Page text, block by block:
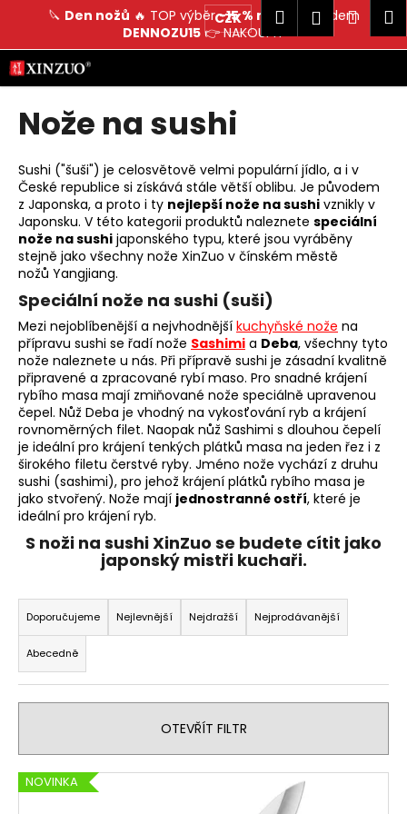
🔪 Den nožů 🔥 TOP výběr-15 % na vše
s kódem
DENNOZU15 👉NAKOUPIT
Přejít
na
obsah
CZK Hledat
košík
Nože na sushi
Sushi ("šuši") je celosvětově velmi populární jídlo, a i v
České republice si získává stále větší oblibu. Je původem
z Japonska, a proto i ty nejlepší nože na sushi vznikly v
Japonsku. V této kategorii produktů naleznete speciální
nože na sushi japonského typu, které jsou vyráběny
stejně jako všechny nože XinZuo v čínském městě
nožů Yangjiang.
Speciální nože na sushi (suši)
Mezi nejoblíbenější a nejvhodnější kuchyňské nože na
přípravu sushi se řadí nože Sashimi a Deba, všechny tyto
nože naleznete u nás. Při přípravě sushi je zásadní kvalitně
připravené a zpracované rybí maso. Pro snadné krájení
rybího masa mají zmiňované nože speciálně upravenou
čepel. Nůž Deba je vhodný na vykosťování ryb a krájení
rovnoměrných filet. Naopak nůž Sashimi s dlouhou čepelí
je ideální pro krájení tenkých plátků masa na jeden řez i z
širokého filetu čerstvé ryby. Jméno nože vychází z druhu
sushi (sashimi), pro jehož krájení plátků rybího masa je
jako stvořený. Nože mají jednostranné ostří, které je
ideální pro krájení ryb.
S noži na sushi XinZuo se budete cítit jako
japonský mistři kuchaři.
Ř
a
z
e
n
r
o
Doporučujeme Nejlevnější Nejdražší Nejprodávanější
Abecedně
OTEVŘÍT FILTR
VNOVINKA
š
í
Zpět
Zpět
o
o
t
ř
e
b
u
j
e
t
e
n
a
j
í
t
?
HLEDAT
D
o
r
u